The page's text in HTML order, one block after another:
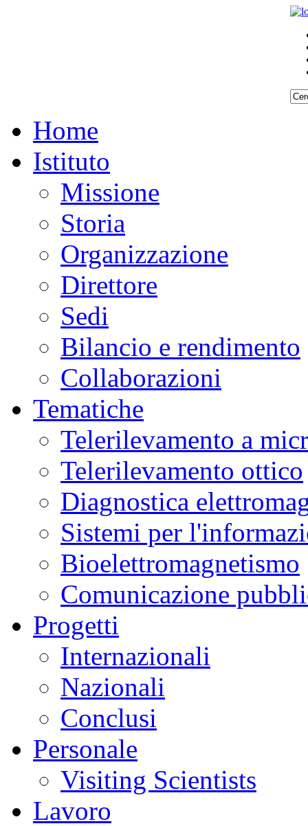
Home
Istituto
Missione
Storia
Organizzazione
Direttore
Sedi
Bilancio e rendimento
Collaborazioni
Tematiche
Telerilevamento a
Telerilevamento ottico
Diagnostica
Sistemi per
Bioelettromagnetismo
Comunicazione
Progetti
Internazionali
Nazionali
Conclusi
Personale
Visiting Scientists
Lavoro